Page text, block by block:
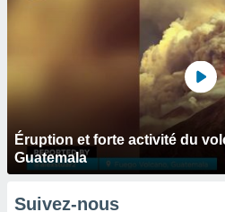
Éruption et forte activité du
Guatemala
Suivez-nous